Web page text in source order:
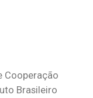
Cooperação
Brasileiro